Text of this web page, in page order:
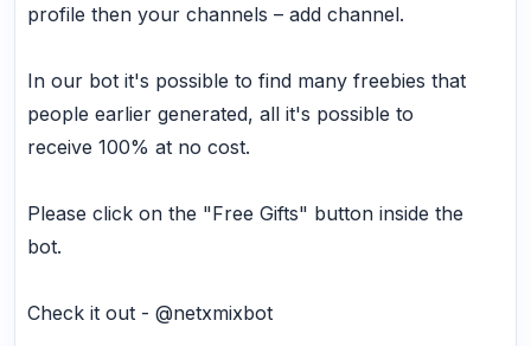
profile then your channels – add channel.
In our bot it's possible to find many freebies that
people earlier generated, all it's possible to
receive 100% at no cost.
Please click on the "Free Gifts" button inside the
bot.
Check it out - @netxmixbot